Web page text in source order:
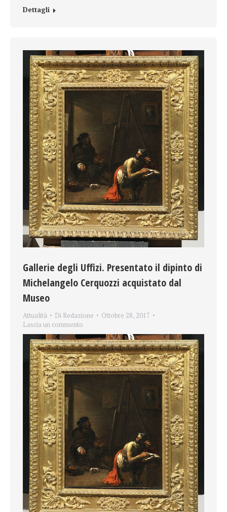
Dettagli
Gallerie degli Uffizi. Presentato il dipinto di
Michelangelo Cerquozzi acquistato dal
Museo
Attualità Di Redazione
Ottobre 28, 2017
Lascia un commento